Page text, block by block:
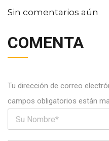
Sin comentarios aún
COMENTA
Tu dirección de correo
campos obligatorios están